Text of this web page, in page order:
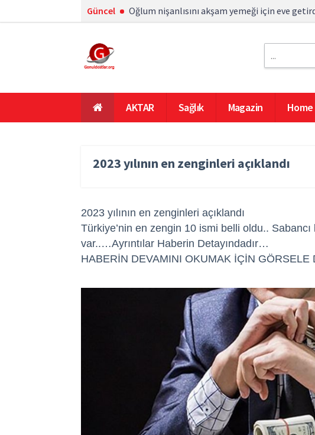
Güncel Oğlum nişanlısını akşam yemeği için eve
AKTAR Sağlık Magazin Home
2023 yılının en zenginleri açıklandı
2023 yılının en zenginleri açıklandı
Türkiye’nin en zengin 10 ismi belli oldu.. Sabancı
var..…Ayrıntılar Haberin Detayındadır…
HABERİN DEVAMINI OKUMAK İÇİN GÖRSELE